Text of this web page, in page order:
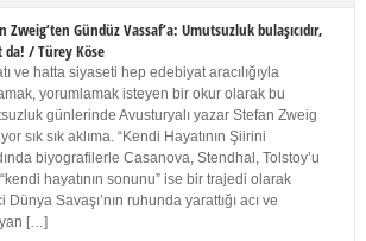
Zweig’ten Gündüz Vassaf’a: Umutsuzluk bulaşıcıdır,
/ Türey Köse
ve hatta siyaseti hep edebiyat aracılığıyla
yorumlamak isteyen bir okur olarak bu
günlerinde Avusturyalı yazar Stefan Zweig
sık sık aklıma. “Kendi Hayatının Şiirini
biyografilerle Casanova, Stendhal, Tolstoy’u
hayatının sonunu” ise bir trajedi olarak
Savaşı’nın ruhunda yarattığı acı ve
[…]